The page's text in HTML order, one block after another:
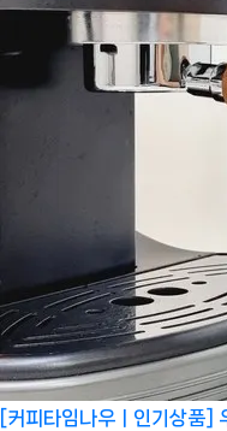
[커피타임나우ㅣ인기상품]